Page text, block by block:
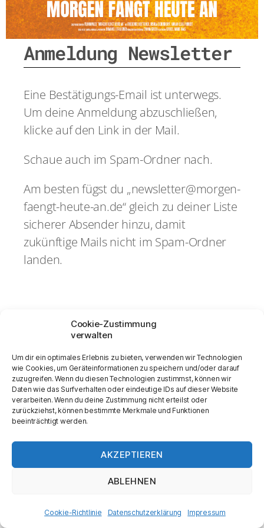
Cookie-Zustimmung
verwalten
Um dir ein optimales Erlebnis zu bieten, verwenden wir Technologien
wie Cookies, um Geräteinformationen zu speichern und/oder darauf
zuzugreifen. Wenn du diesen Technologien zustimmst, können wir
Daten wie das Surfverhalten oder eindeutige IDs auf dieser Website
verarbeiten. Wenn du deine Zustimmung nicht erteilst oder
zurückziehst, können bestimmte Merkmale und Funktionen
beeinträchtigt werden.
AKZEPTIEREN
ABLEHNEN
Cookie-Richtlinie Datenschutzerklärung Impressum
Anmeldung Newsletter
Eine Bestätigungs-Email ist unterwegs.
Um deine Anmeldung abzuschließen,
klicke auf den Link in der Mail.
Schaue auch im Spam-Ordner nach.
Am besten fügst du „newsletter@morgen-
faengt-heute-an.de“ gleich zu deiner Liste
sicherer Absender hinzu, damit
zukünftige Mails nicht im Spam-Ordner
landen.
Kontakt|Impressum